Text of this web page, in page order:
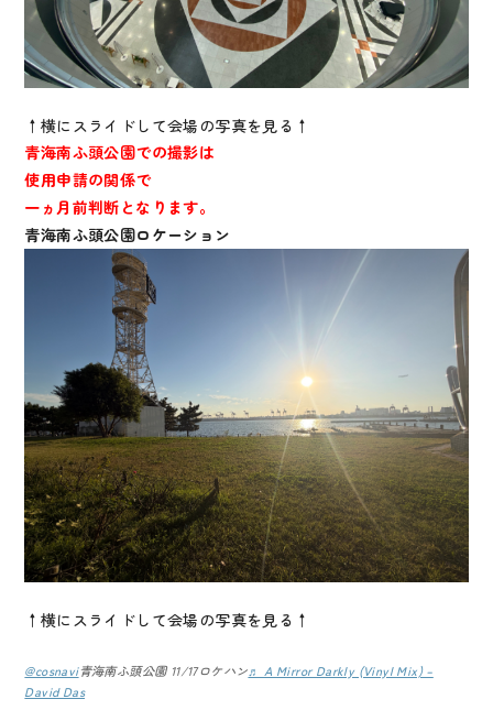
↑横にスライドして会場の写真を見る↑
青海南ふ頭公園での撮影は
使用申請の関係で
一ヵ月前判断となります。
青海南ふ頭公園ロケーション
↑横にスライドして会場の写真を見る↑
@cosnavi青海南ふ頭公園 11/17ロケハン♬ A Mirror Darkly (Vinyl Mix) –
David Das